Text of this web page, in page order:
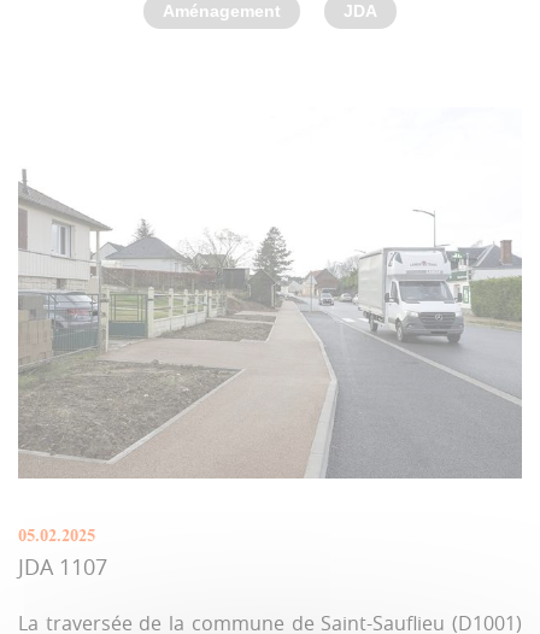
Aménagement JDA
05.02.2025
JDA 1107
La traversée de la commune de Saint-Sauflieu (D1001)